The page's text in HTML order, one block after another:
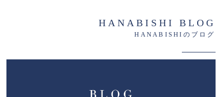
HANABISHI BLOG
HANABISHIのブログ